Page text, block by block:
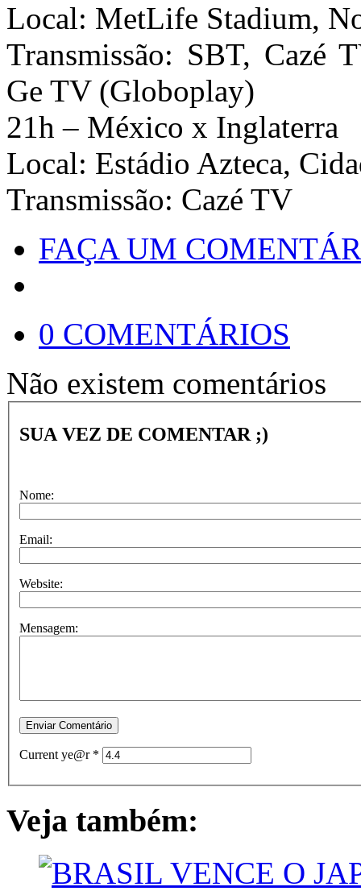
Local: MetLife Stadium,
Transmissão: SBT, Cazé
Ge TV (Globoplay)
21h – México x Inglaterra
Local: Estádio Azteca,
Transmissão: Cazé TV
FAÇA UM
0 COMENTÁRIOS
Não existem comentários
SUA VEZ DE COMENTAR ;)
Nome:
Email:
Website:
Mensagem:
Current ye@r *
Veja também: